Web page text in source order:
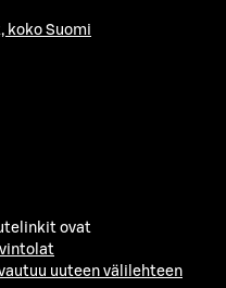
koko Suomi
ovat
uuteen välilehteen